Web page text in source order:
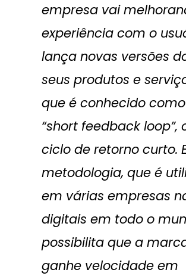
empresa vai
experiência com o
lança novas versões
seus produtos e
que é conhecido como
“short feedback loop”,
ciclo de retorno curto.
metodologia, que é
em várias empresas
digitais em todo o
possibilita que a
ganhe velocidade em